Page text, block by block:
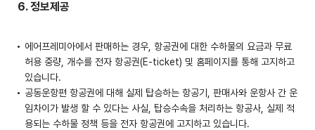
6. 정보제공
에어프레미아에서 판매하는 경우, 항공권에 대한 수하물의 요금과 무료
허용 중량, 개수를 전자 항공권(E-ticket) 및 홈페이지를 통해 고지하고
있습니다.
공동운항편 항공권에 대해 실제 탑승하는 항공기, 판매사와 운항사 간 운
임차이가 발생 할 수 있다는 사실, 탑승수속을 처리하는 항공사, 실제 적
용되는 수하물 정책 등을 전자 항공권에 고지하고 있습니다.